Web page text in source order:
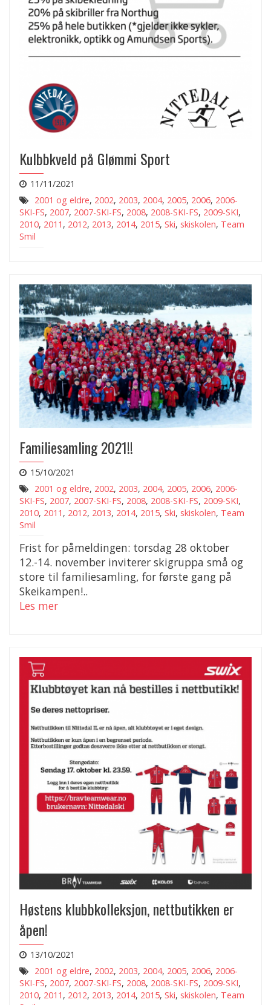
Kulbbkveld på Glømmi Sport
11/11/2021
2001 og eldre, 2002, 2003, 2004, 2005, 2006, 2006-
SKI-FS, 2007, 2007-SKI-FS, 2008, 2008-SKI-FS, 2009-SKI,
2010, 2011 , 2012, 2013, 2014, 2015, Ski, skiskolen, Team
Smil
Familiesamling 2021!!
15/10/2021
2001 og eldre, 2002, 2003, 2004, 2005, 2006, 2006-
SKI-FS, 2007, 2007-SKI-FS, 2008, 2008-SKI-FS, 2009-SKI,
2010, 2011 , 2012, 2013, 2014, 2015, Ski, skiskolen, Team
Smil
Frist for påmeldingen: torsdag 28 oktober
12.-14. november inviterer skigruppa små og
store til familiesamling, for første gang på
Skeikampen!..
Les mer
Høstens klubbkolleksjon, nettbutikken er
åpen!
13/10/2021
2001 og eldre, 2002, 2003, 2004, 2005, 2006, 2006-
SKI-FS, 2007, 2007-SKI-FS, 2008, 2008-SKI-FS, 2009-SKI,
2010, 2011 , 2012, 2013, 2014, 2015, Ski, skiskolen, Team